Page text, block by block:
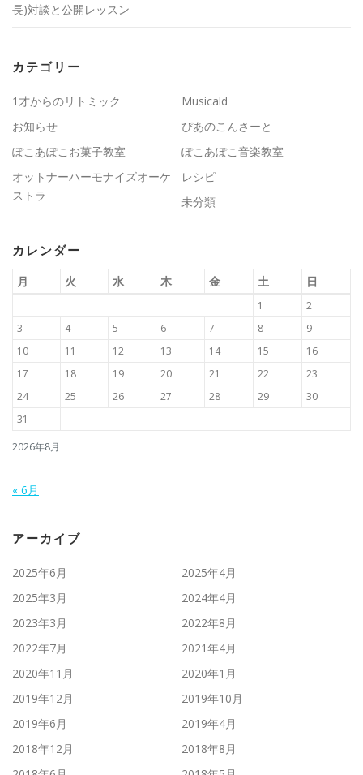
長)対談と公開レッスン
カテゴリー
1才からのリトミック
Musicald
お知らせ
ぴあのこんさーと
ぽこあぽこお菓子教室
ぽこあぽこ音楽教室
オットナーハーモナイズオーケ
ストラ
レシピ
未分類
カレンダー
2026年8月
月 火 水 木 金 土 日
1
2
3
4 5 6 7 8
9
10
11 12 13 14 15
16
17
18 19 20 21 22
23
24
25 26 27 28 29
30
31
« 6月
アーカイブ
2025年6月
2025年4月
2025年3月
2024年4月
2023年3月
2022年8月
2022年7月
2021年4月
2020年11月
2020年1月
2019年12月
2019年10月
2019年6月
2019年4月
2018年12月
2018年8月